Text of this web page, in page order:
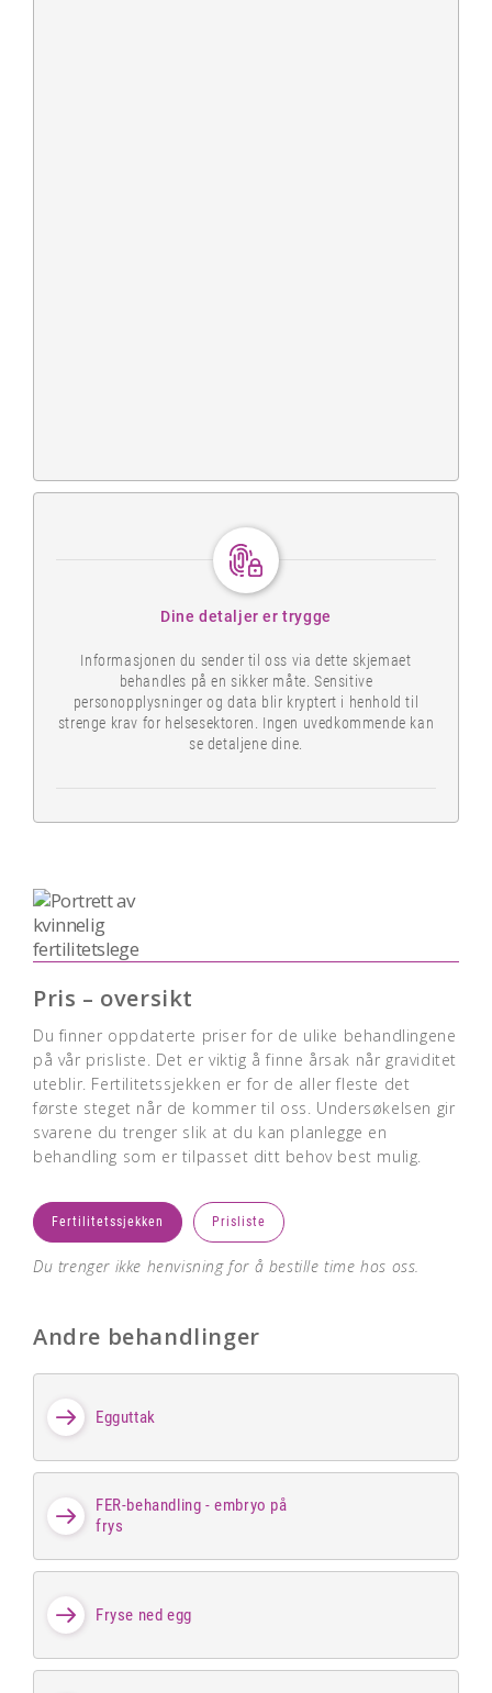
Dine detaljer er trygge
Informasjonen du sender til oss via dette skjemaet
behandles på en sikker måte. Sensitive
personopplysninger og data blir kryptert i henhold til
strenge krav for helsesektoren. Ingen uvedkommende kan
se detaljene dine.
Pris – oversikt
Du finner oppdaterte priser for de ulike behandlingene
på vår prisliste. Det er viktig å finne årsak når graviditet
uteblir. Fertilitetssjekken er for de aller fleste det
første steget når de kommer til oss. Undersøkelsen gir
svarene du trenger slik at du kan planlegge en
behandling som er tilpasset ditt behov best mulig.
Fertilitetssjekken Prisliste
Du trenger ikke henvisning for å bestille time hos oss.
Andre behandlinger
Egguttak
FER-behandling - embryo på
frys
Fryse ned egg